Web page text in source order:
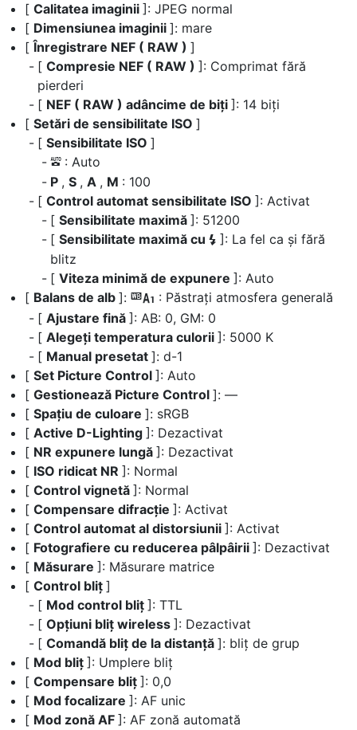
[ Calitatea imaginii ]: JPEG normal
[ Dimensiunea imaginii ]: mare
[Înregistrare NEF ( RAW ) ]
[ Compresie NEF ( RAW ) ]: Comprimat fără
pierderi
[ NEF ( RAW ) adâncime de biți ]: 14 biți
[ Setări de sensibilitate ISO ]
[ Sensibilitate ISO ]
b : Auto
P , S , A , M : 100
[ Control automat sensibilitate ISO ]: Activat
[ Sensibilitate maximă ]: 51200
[ Sensibilitate maximă cu c ]: La fel ca și fără
blitz
[ Viteza minimă de expunere ]: Auto
[ Balans de alb ]: j : Păstrați atmosfera generală
[ Ajustare fină ]: AB: 0, GM: 0
[ Alegeți temperatura culorii ]: 5000 K
[ Manual presetat ]: d-1
[ Set Picture Control ]: Auto
[ Gestionează Picture Control ]: —
[ Spațiu de culoare ]: sRGB
[ Active D-Lighting ]: Dezactivat
[ NR expunere lungă ]: Dezactivat
[ ISO ridicat NR ]: Normal
[ Control vignetă ]: Normal
[ Compensare difracție ]: Activat
[ Control automat al distorsiunii ]: Activat
[ Fotografiere cu reducerea pâlpâirii ]: Dezactivat
[ Măsurare ]: Măsurare matrice
[ Control bliț ]
[ Mod control bliț ]: TTL
[ Opțiuni bliț wireless ]: Dezactivat
[ Comandă bliț de la distanță ]: bliț de grup
[ Mod bliț ]: Umplere bliț
[ Compensare bliț ]: 0,0
[ Mod focalizare ]: AF unic
[ Mod zonă AF ]: AF zonă automată